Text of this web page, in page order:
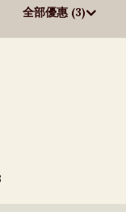
全部優惠 (3)